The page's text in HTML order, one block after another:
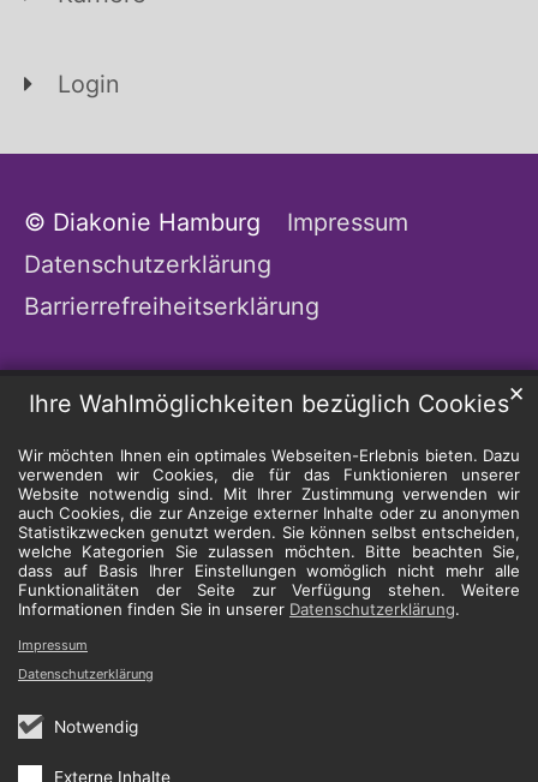
Ihre Wahlmöglichkeiten bezüglich Cookies
Wir möchten Ihnen ein optimales Webseiten-Erlebnis bieten. Dazu
verwenden wir Cookies, die für das Funktionieren unserer
Website notwendig sind. Mit Ihrer Zustimmung verwenden wir
auch Cookies, die zur Anzeige externer Inhalte oder zu anonymen
Statistikzwecken genutzt werden. Sie können selbst entscheiden,
welche Kategorien Sie zulassen möchten. Bitte beachten Sie,
dass auf Basis Ihrer Einstellungen womöglich nicht mehr alle
Funktionalitäten der Seite zur Verfügung stehen. Weitere
Informationen finden Sie in unserer Datenschutzerklärung.
Notwendig
Externe Inhalte
✕
Impressum
Datenschutzerklärung
Login
© Diakonie Hamburg
Impressum
Datenschutzerklärung
Barrierrefreiheitserklärung